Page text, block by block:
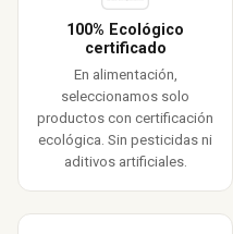
100% Ecológico
certificado
En alimentación,
seleccionamos solo
productos con certificación
ecológica. Sin pesticidas ni
aditivos artificiales.